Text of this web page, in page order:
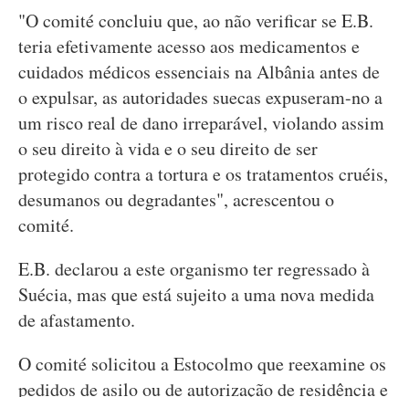
"O comité concluiu que, ao não verificar se E.B.
teria efetivamente acesso aos medicamentos e
cuidados médicos essenciais na Albânia antes de
o expulsar, as autoridades suecas expuseram-no a
um risco real de dano irreparável, violando assim
o seu direito à vida e o seu direito de ser
protegido contra a tortura e os tratamentos cruéis,
desumanos ou degradantes", acrescentou o
comité.
E.B. declarou a este organismo ter regressado à
Suécia, mas que está sujeito a uma nova medida
de afastamento.
O comité solicitou a Estocolmo que reexamine os
pedidos de asilo ou de autorização de residência e